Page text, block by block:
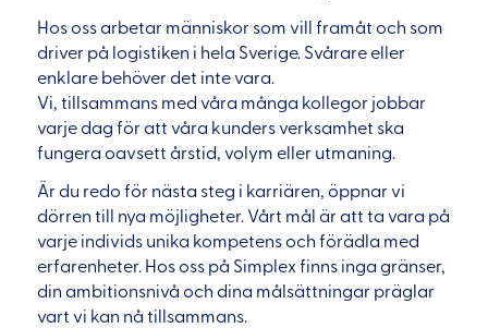
Hos oss arbetar människor som vill framåt och som
driver på logistiken i hela Sverige. Svårare eller
enklare behöver det inte vara.
Vi, tillsammans med våra många kollegor jobbar
varje dag för att våra kunders verksamhet ska
fungera oavsett årstid, volym eller utmaning.
Är du redo för nästa steg i karriären, öppnar vi
dörren till nya möjligheter. Vårt mål är att ta vara på
varje individs unika kompetens och förädla med
erfarenheter. Hos oss på Simplex finns inga gränser,
din ambitionsnivå och dina målsättningar präglar
vart vi kan nå tillsammans.